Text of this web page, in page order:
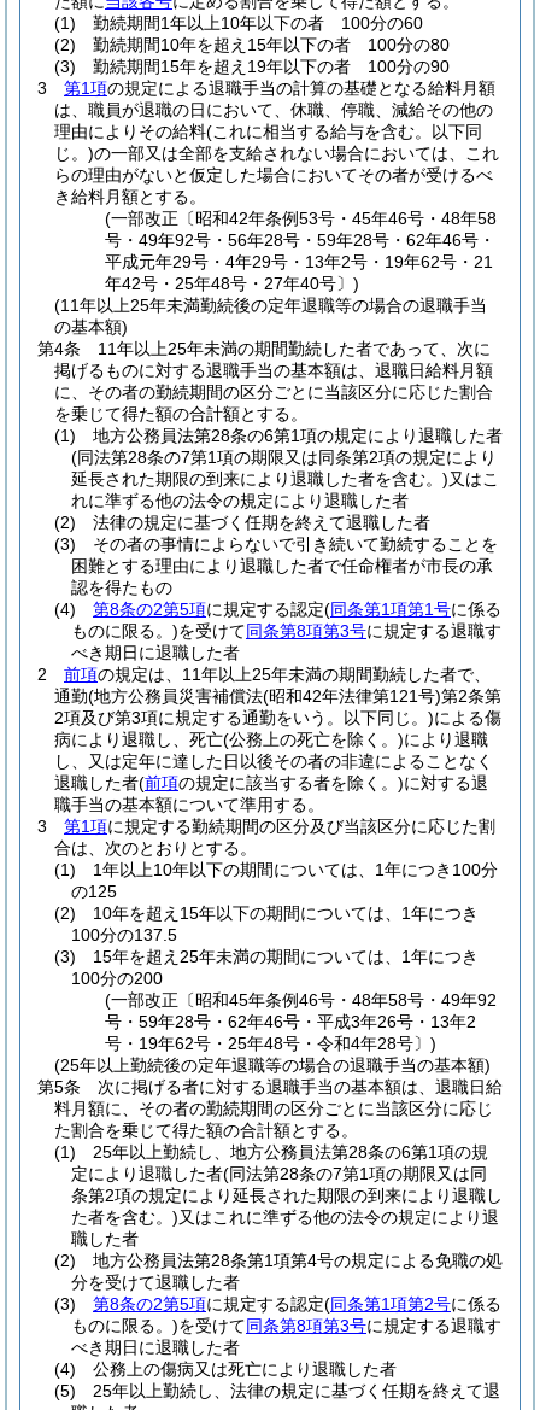
(1)
勤続期間1年以上10年以下の者 100分の60
(2)
勤続期間10年を超え15年以下の者 100分の80
(3)
勤続期間15年を超え19年以下の者 100分の90
3
第1項の規定による退職手当の計算の基礎となる給料月額
は、職員が退職の日において、休職、停職、減給その他の
理由によりその給料(これに相当する給与を含む。以下同
じ。)の一部又は全部を支給されない場合においては、これ
らの理由がないと仮定した場合においてその者が受けるべ
き給料月額とする。
(一部改正〔昭和42年条例53号・45年46号・48年58
号・49年92号・56年28号・59年28号・62年46号・
平成元年29号・4年29号・13年2号・19年62号・21
年42号・25年48号・27年40号〕)
(11年以上25年未満勤続後の定年退職等の場合の退職手当
の基本額)
第4条
11年以上25年未満の期間勤続した者であって、次に
掲げるものに対する退職手当の基本額は、退職日給料月額
に、その者の勤続期間の区分ごとに当該区分に応じた割合
を乗じて得た額の合計額とする。
(1)
地方公務員法第28条の6第1項の規定により退職した者
(同法第28条の7第1項の期限又は同条第2項の規定により
延長された期限の到来により退職した者を含む。)又はこ
れに準ずる他の法令の規定により退職した者
(2)
法律の規定に基づく任期を終えて退職した者
(3)
その者の事情によらないで引き続いて勤続することを
困難とする理由により退職した者で任命権者が市長の承
認を得たもの
(4)
第8条の2第5項に規定する認定(同条第1項第1号に係る
ものに限る。)を受けて同条第8項第3号に規定する退職す
べき期日に退職した者
2
前項の規定は、11年以上25年未満の期間勤続した者で、
通勤(地方公務員災害補償法(昭和42年法律第121号)第2条第
2項及び第3項に規定する通勤をいう。以下同じ。)による傷
病により退職し、死亡(公務上の死亡を除く。)により退職
し、又は定年に達した日以後その者の非違によることなく
退職した者(前項の規定に該当する者を除く。)に対する退
職手当の基本額について準用する。
3
第1項に規定する勤続期間の区分及び当該区分に応じた割
合は、次のとおりとする。
(1)
1年以上10年以下の期間については、1年につき100分
の125
(2)
10年を超え15年以下の期間については、1年につき
100分の137.5
(3)
15年を超え25年未満の期間については、1年につき
100分の200
(一部改正〔昭和45年条例46号・48年58号・49年92
号・59年28号・62年46号・平成3年26号・13年2
号・19年62号・25年48号・令和4年28号〕)
(25年以上勤続後の定年退職等の場合の退職手当の基本額)
第5条
次に掲げる者に対する退職手当の基本額は、退職日給
料月額に、その者の勤続期間の区分ごとに当該区分に応じ
た割合を乗じて得た額の合計額とする。
(1)
25年以上勤続し、地方公務員法第28条の6第1項の規
定により退職した者(同法第28条の7第1項の期限又は同
条第2項の規定により延長された期限の到来により退職し
た者を含む。)又はこれに準ずる他の法令の規定により退
職した者
(2)
地方公務員法第28条第1項第4号の規定による免職の処
分を受けて退職した者
(3)
第8条の2第5項に規定する認定(同条第1項第2号に係る
ものに限る。)を受けて同条第8項第3号に規定する退職す
べき期日に退職した者
(4)
公務上の傷病又は死亡により退職した者
(5)
25年以上勤続し、法律の規定に基づく任期を終えて退